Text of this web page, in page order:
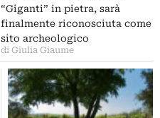
“Giganti” in pietra, sarà
finalmente riconosciuta come
sito archeologico
di Giulia Giaume